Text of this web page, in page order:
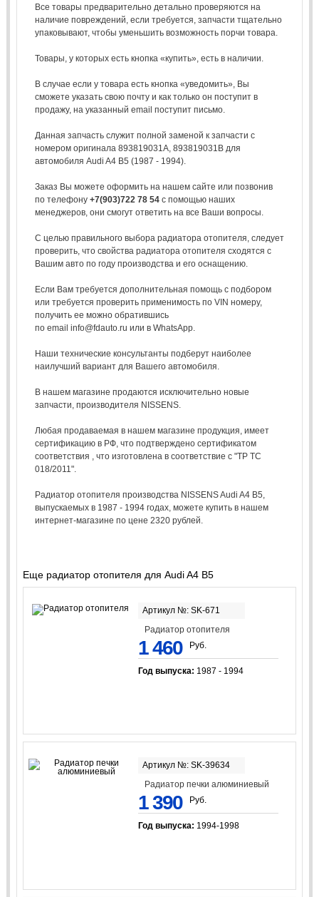
Все товары предварительно детально проверяются на
наличие повреждений, если требуется, запчасти тщательно
упаковывают, чтобы уменьшить возможность порчи товара.
Товары, у которых есть кнопка «купить», есть в наличии.
В случае если у товара есть кнопка «уведомить», Вы
сможете указать свою почту и как только он поступит в
продажу, на указанный email поступит письмо.
Данная запчасть служит полной заменой к запчасти с
номером оригинала 893819031A, 893819031B для
автомобиля Audi A4 B5 (1987 - 1994).
Заказ Вы можете оформить на нашем сайте или позвонив
по телефону +7(903)722 78 54с помощью наших
менеджеров, они смогут ответить на все Ваши вопросы.
С целью правильного выбора радиатора отопителя, следует
проверить, что свойства радиатора отопителя сходятся с
Вашим авто по году производства и его оснащению.
Если Вам требуется дополнительная помощь с подбором
или требуется проверить применимость по VIN номеру,
получить ее можно обратившись
по email info@fdauto.ru или в WhatsApp.
Наши технические консультанты подберут наиболее
наилучший вариант для Вашего автомобиля.
В нашем магазине продаются исключительно новые
запчасти, производителя NISSENS.
Любая продаваемая в нашем магазине продукция, имеет
сертификацию в РФ, что подтверждено сертификатом
соответствия , что изготовлена в соответствие с "ТР ТС
018/2011".
Радиатор отопителя производства NISSENS Audi A4 B5,
выпускаемых в 1987 - 1994 годах, можете купить в нашем
интернет-магазине по цене 2320 рублей.
Еще радиатор отопителя для Audi A4 B5
Артикул №: SK-671
Радиатор отопителя
1 460 Руб.
Год выпуска: 1987 - 1994
Артикул №: SK-39634
Радиатор печки алюминиевый
1 390 Руб.
Год выпуска: 1994-1998